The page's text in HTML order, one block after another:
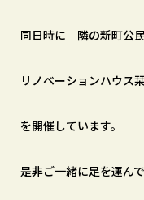
同日時に 隣の新町公
リノベーションハウス
を開催しています。
是非ご一緒に足を運んで